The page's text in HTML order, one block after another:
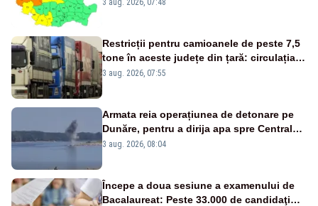
Restricții pentru camioanele de peste 7,5
tone în aceste județe din țară: circulația
este interzisă luni, între orele 12:00 și
3 aug. 2026, 07:55
Armata reia operațiunea de detonare pe
Dunăre, pentru a dirija apa spre Centrala
Cernavodă
3 aug. 2026, 08:04
Începe a doua sesiune a examenului de
Bacalaureat: Peste 33.000 de candidaţi